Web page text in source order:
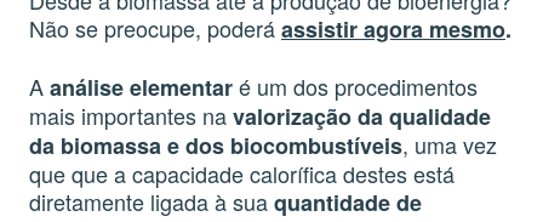
Não se preocupe, poderáassistir agora mesmo.
Aanálise elementaré um dos procedimentos
mais importantes navalorização da qualidade
da biomassa e dos biocombustíveis, uma vez
que que a capacidade calorífica destes está
diretamente ligada à suaquantidade de